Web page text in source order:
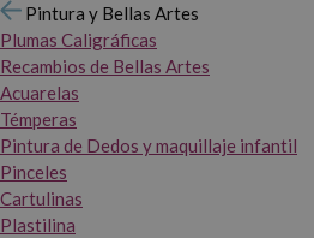
Pintura y Bellas Artes
Plumas Caligráficas
Recambios de Bellas Artes
Acuarelas
Témperas
Pintura de Dedos y maquillaje infantil
Pinceles
Cartulinas
Plastilina